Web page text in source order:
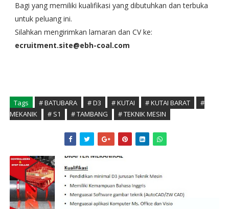
Bagi yang memiliki kualifikasi yang dibutuhkan dan terbuka
untuk peluang ini.
Silahkan mengirimkan lamaran dan CV ke:
ecruitment.site@ebh-coal.com
Tags # BATUBARA # D3 # KUTAI # KUTAI BARAT
#
MEKANIK
# S1 # TAMBANG # TEKNIK MESIN